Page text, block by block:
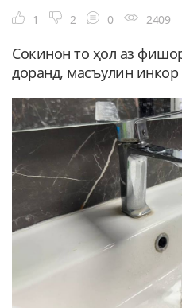
1 2 0 2409
Сокинон то ҳол аз
доранд, масъулин инкор